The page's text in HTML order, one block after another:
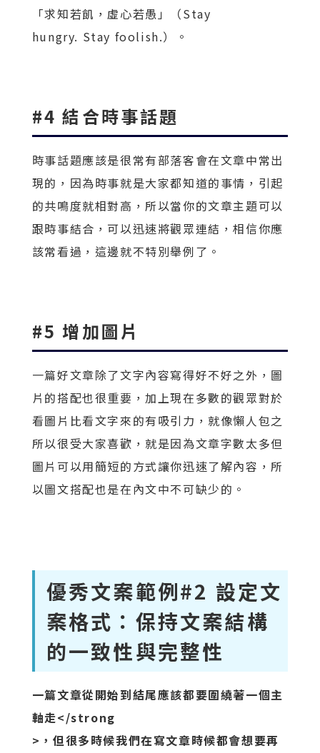
「求知若飢，虛心若愚」（Stay
hungry. Stay foolish.）。
#4 結合時事話題
時事話題應該是很常有部落客會在文章中常出
現的，因為時事就是大家都知道的事情，引起
的共鳴度就相對高，所以當你的文章主題可以
跟時事結合，可以迅速將觀眾連結，相信你應
該常看過，這邊就不特別舉例了。
#5 增加圖片
一篇好文章除了文字內容寫得好不好之外，圖
片的搭配也很重要，加上現在多數的觀眾對於
看圖片比看文字來的有吸引力，就像懶人包之
所以很受大家喜歡，就是因為文章字數太多但
圖片可以用簡短的方式讓你迅速了解內容，所
以圖文搭配也是在內文中不可缺少的。
優秀文案範例#2 設定文
案格式：保持文案結構
的一致性與完整性
一篇文章從開始到結尾應該都要圍繞著一個主
軸走</strong
>，但很多時候我們在寫文章時候都會想要再